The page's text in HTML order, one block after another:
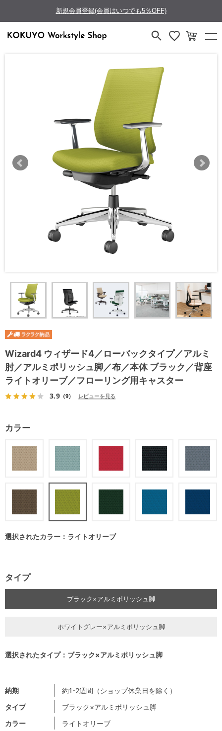
新規会員登録(会員はいつでも5％OFF)
Wizard4 ウィザード4／ローバックタイプ／アルミ
肘／アルミポリッシュ脚／布／本体 ブラック／背座
ライトオリーブ／フローリング用キャスター
3.9（9） レビューを見る
納期
約1-2週間（ショップ休業日を除く）
タイプ
ブラック×アルミポリッシュ脚
カラー
ライトオリーブ
カラー
選択されたカラー：ライトオリーブ
タイプ
ブラック×アルミポリッシュ脚
ホワイトグレー×アルミポリッシュ脚
選択されたタイプ：ブラック×アルミポリッシュ脚